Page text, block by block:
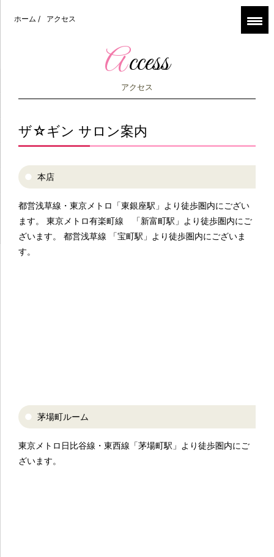
ホーム / アクセス
access
アクセス
ザ☆ギン サロン案内
本店
都営浅草線・東京メトロ「東銀座駅」より徒歩圏内にござい
ます。 東京メトロ有楽町線 「新富町駅」より徒歩圏内にご
ざいます。 都営浅草線 「宝町駅」より徒歩圏内にございま
す。
茅場町ルーム
東京メトロ日比谷線・東西線「茅場町駅」より徒歩圏内にご
ざいます。